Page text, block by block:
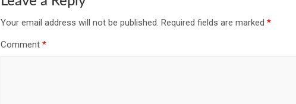
Your email address will not be published. Required fields are marked *
Comment *